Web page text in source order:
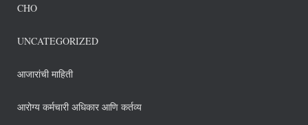
CHO
UNCATEGORIZED
आजारांची माहिती
आरोग्य कर्मचारी अधिकार आणि कर्तव्य